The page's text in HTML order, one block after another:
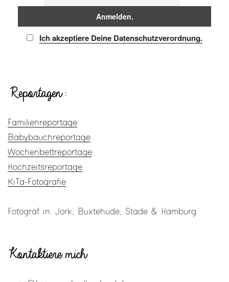
Ich akzeptiere Deine Datenschutzverordnung.
Reportagen:
Familienreportage
Babybauchreportage
Wochenbettreportage
Hochzeitsreportage
KiTa-Fotografie
Fotograf in: Jork, Buxtehude, Stade & Hamburg
Kontaktiere mich